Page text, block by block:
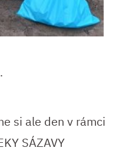
si ale den v rámci
SÁZAVY